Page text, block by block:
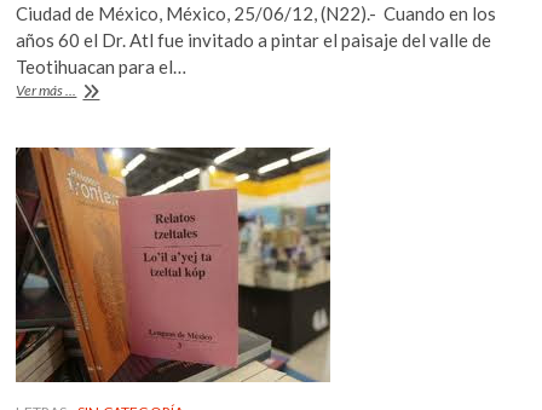
e
b
o
o
k
itt
er
at
s
p
p
Ciudad de México, México, 25/06/12, (N22).- Cuando en los
años 60 el Dr. Atl fue invitado a pintar el paisaje del valle de
Teotihuacan para el…
Ver más ...
INAH
póstumo
al
pintor
Nicolás
Moreno